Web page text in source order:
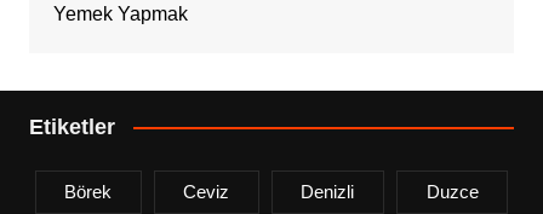
Yemek Yapmak
Etiketler
Börek Ceviz Denizli Duzce